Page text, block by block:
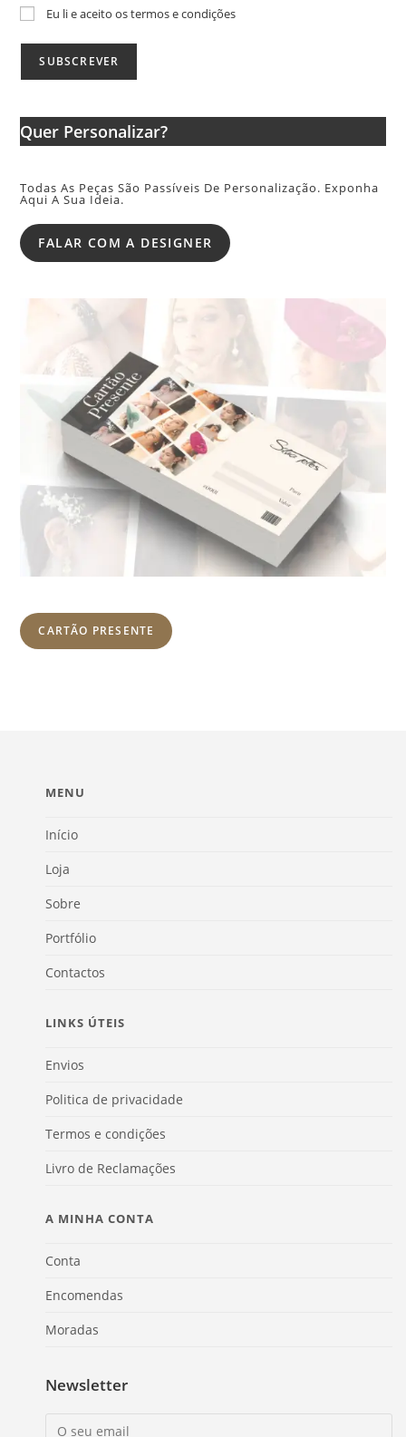
Eu li e aceito os termos e condições
Quer Personalizar?
Todas As Peças São Passíveis De Personalização. Exponha
Aqui A Sua Ideia.
FALAR COM A DESIGNER
CARTÃO PRESENTE
MENU
Início
Loja
Sobre
Portfólio
Contactos
LINKS ÚTEIS
Envios
Politica de privacidade
Termos e condições
Livro de Reclamações
A MINHA CONTA
Conta
Encomendas
Moradas
Newsletter